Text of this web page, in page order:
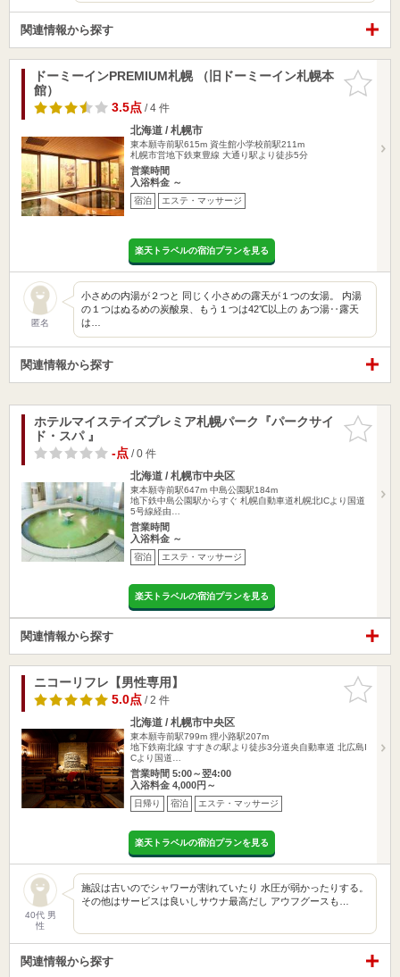
関連情報から探す
お気に入
りに追加
ドーミーインPREMIUM札幌 （旧ドーミーイン札幌本
館）
3.5点/ 4 件
北海道 / 札幌市
東本願寺前駅615m 資生館小学校前駅211m
札幌市営地下鉄東豊線 大通り駅より徒歩5分
営業時間
入浴料金 ～
宿泊 エステ・マッサージ
楽天トラベルの宿泊プランを見る
匿名
小さめの内湯が２つと 同じく小さめの露天が１つの女湯。 内湯
の１つはぬるめの炭酸泉、もう１つは42℃以上の あつ湯‥露天
は…
関連情報から探す
お気に入
りに追加
ホテルマイステイズプレミア札幌パーク『パークサイ
ド・スパ 』
-点/ 0 件
北海道 / 札幌市中央区
東本願寺前駅647m 中島公園駅184m
地下鉄中島公園駅からすぐ 札幌自動車道札幌北ICより国道
5号線経由…
営業時間
入浴料金 ～
宿泊 エステ・マッサージ
楽天トラベルの宿泊プランを見る
関連情報から探す
お気に入
りに追加
ニコーリフレ【男性専用】
5.0点/ 2 件
北海道 / 札幌市中央区
東本願寺前駅799m 狸小路駅207m
地下鉄南北線 すすきの駅より徒歩3分道央自動車道 北広島I
Cより国道…
営業時間 5:00～翌4:00
入浴料金 4,000円～
日帰り 宿泊 エステ・マッサージ
楽天トラベルの宿泊プランを見る
40代 男
性
施設は古いのでシャワーが割れていたり 水圧が弱かったりする。
その他はサービスは良いしサウナ最高だし アウフグースも…
関連情報から探す